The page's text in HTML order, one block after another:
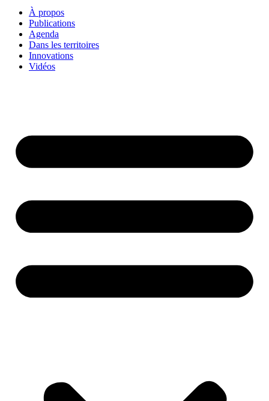
À propos
Publications
Agenda
Dans les territoires
Innovations
Vidéos